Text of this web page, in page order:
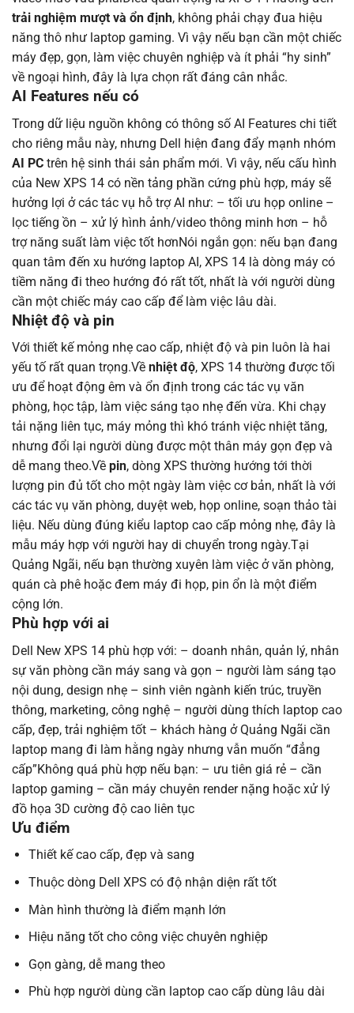
trải nghiệm mượt và ổn định, không phải chạy đua hiệu
năng thô như laptop gaming. Vì vậy nếu bạn cần một chiếc
máy đẹp, gọn, làm việc chuyên nghiệp và ít phải “hy sinh”
về ngoại hình, đây là lựa chọn rất đáng cân nhắc.
AI Features nếu có
Trong dữ liệu nguồn không có thông số AI Features chi tiết
cho riêng mẫu này, nhưng Dell hiện đang đẩy mạnh nhóm
AI PC trên hệ sinh thái sản phẩm mới. Vì vậy, nếu cấu hình
của New XPS 14 có nền tảng phần cứng phù hợp, máy sẽ
hưởng lợi ở các tác vụ hỗ trợ AI như: – tối ưu họp online –
lọc tiếng ồn – xử lý hình ảnh/video thông minh hơn – hỗ
trợ năng suất làm việc tốt hơnNói ngắn gọn: nếu bạn đang
quan tâm đến xu hướng laptop AI, XPS 14 là dòng máy có
tiềm năng đi theo hướng đó rất tốt, nhất là với người dùng
cần một chiếc máy cao cấp để làm việc lâu dài.
Nhiệt độ và pin
Với thiết kế mỏng nhẹ cao cấp, nhiệt độ và pin luôn là hai
yếu tố rất quan trọng.Về nhiệt độ, XPS 14 thường được tối
ưu để hoạt động êm và ổn định trong các tác vụ văn
phòng, học tập, làm việc sáng tạo nhẹ đến vừa. Khi chạy
tải nặng liên tục, máy mỏng thì khó tránh việc nhiệt tăng,
nhưng đổi lại người dùng được một thân máy gọn đẹp và
dễ mang theo.Về pin, dòng XPS thường hướng tới thời
lượng pin đủ tốt cho một ngày làm việc cơ bản, nhất là với
các tác vụ văn phòng, duyệt web, họp online, soạn thảo tài
liệu. Nếu dùng đúng kiểu laptop cao cấp mỏng nhẹ, đây là
mẫu máy hợp với người hay di chuyển trong ngày.Tại
Quảng Ngãi, nếu bạn thường xuyên làm việc ở văn phòng,
quán cà phê hoặc đem máy đi họp, pin ổn là một điểm
cộng lớn.
Phù hợp với ai
Dell New XPS 14 phù hợp với: – doanh nhân, quản lý, nhân
sự văn phòng cần máy sang và gọn – người làm sáng tạo
nội dung, design nhẹ – sinh viên ngành kiến trúc, truyền
thông, marketing, công nghệ – người dùng thích laptop cao
cấp, đẹp, trải nghiệm tốt – khách hàng ở Quảng Ngãi cần
laptop mang đi làm hằng ngày nhưng vẫn muốn “đẳng
cấp”Không quá phù hợp nếu bạn: – ưu tiên giá rẻ – cần
laptop gaming – cần máy chuyên render nặng hoặc xử lý
đồ họa 3D cường độ cao liên tục
Ưu điểm
Thiết kế cao cấp, đẹp và sang
Thuộc dòng Dell XPS có độ nhận diện rất tốt
Màn hình thường là điểm mạnh lớn
Hiệu năng tốt cho công việc chuyên nghiệp
Gọn gàng, dễ mang theo
Phù hợp người dùng cần laptop cao cấp dùng lâu dài